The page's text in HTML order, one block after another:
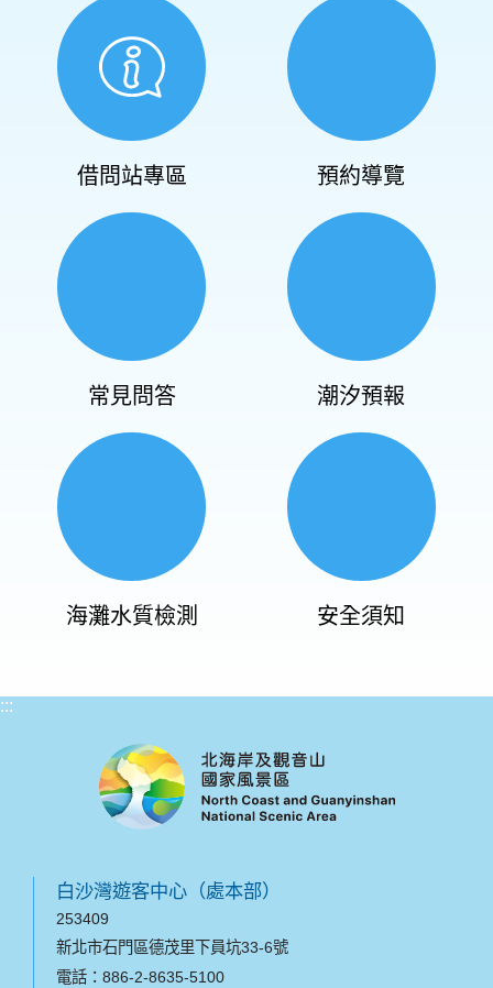
借問站專區 預約導覽
常見問答 潮汐預報
海灘水質檢測 安全須知
:::
白沙灣遊客中心（處本部）
253409
新北市石門區德茂里下員坑33-6號
電話：886-2-8635-5100